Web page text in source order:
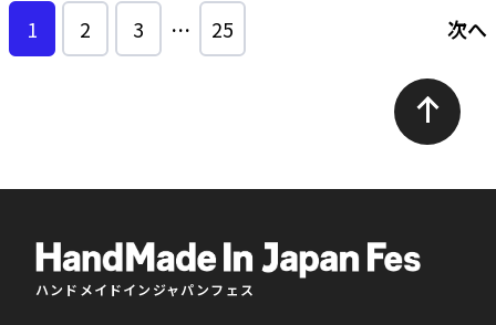
1 2 3 … 25 次へ
ハンドメイドインジャパンフェス